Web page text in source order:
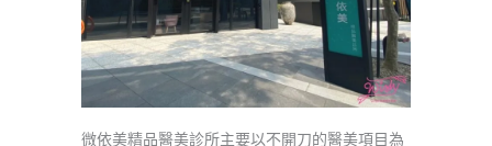
微依美精品醫美診所主要以不開刀的醫美項目為